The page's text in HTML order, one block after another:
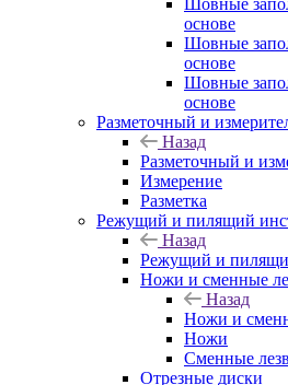
Шовные
основе
Шовные
основе
Шовные
основе
Разметочный и
Назад
Разметочный и
Измерение
Разметка
Режущий и пилящий
Назад
Режущий и
Ножи и сменные
Назад
Ножи и
Ножи
Сменные
Отрезные диски